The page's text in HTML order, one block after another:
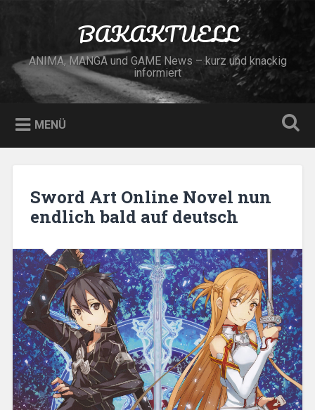
BAKAKTUELL
ANIMA, MANGA und GAME News – kurz und knackig
informiert
MENÜ
Sword Art Online Novel nun
endlich bald auf deutsch